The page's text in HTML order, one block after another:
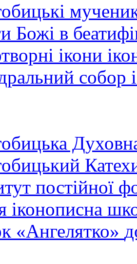
Божі в
ікони
собор
постійної
іконописна
«Ангелятко»